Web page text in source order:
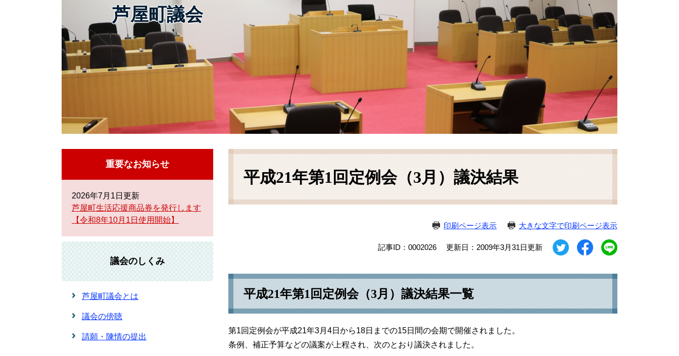
芦屋町議会
本
平成21年第1回定例会（3月）議決結果
印刷ページ表示 大きな文字で印刷ページ表示
記事ID：0002026 更新日：2009年3月31日更新
平成21年第1回定例会（3月）議決結果一覧
第1回定例会が平成21年3月4日から18日までの15日間の会期で開催されました。
条例、補正予算などの議案が上程され、次のとおり議決されました。
重要なお知らせ
2026年7月1日更新
芦屋町生活応援商品券を発行します
【令和8年10月1日使用開始】
議会のしくみ
芦屋町議会とは
議会の傍聴
請願・陳情の提出